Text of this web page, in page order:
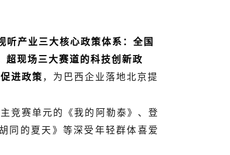
听产业三大核心政策体系：全国
超现场三大赛道的科技创新政
进政策 ，为巴西企业落地北京提
竞赛单元的《我的阿勒泰》、登
同的夏天》等深受年轻群体喜爱